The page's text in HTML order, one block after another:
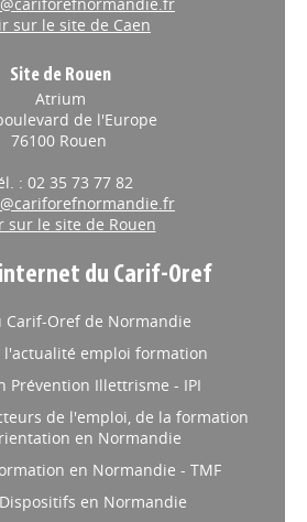
Site de Rouen
Atrium
de l'Europe
: 02 35 73 77 82
de l'emploi, de la formation